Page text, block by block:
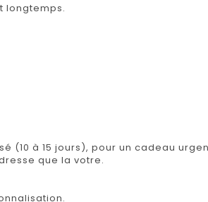
longtemps.
(10 à 15 jours), pour un cadeau
que la votre.